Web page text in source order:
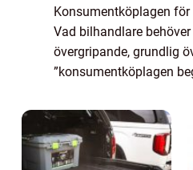
Konsumentköplagen
Vad bilhandlare behöver
övergripande, grundlig
”konsumentköplagen
bilar är
hörnsten för bilhand...